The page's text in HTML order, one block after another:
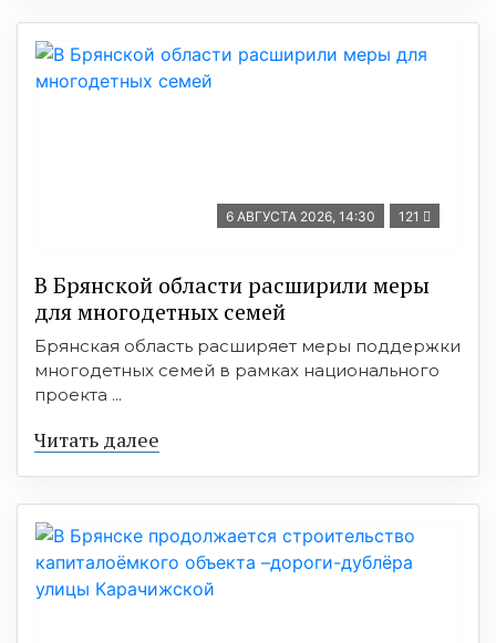
6 АВГУСТА 2026, 14:30 121
В Брянской области расширили меры
для многодетных семей
Брянская область расширяет меры поддержки
многодетных семей в рамках национального
проекта ...
Читать далее